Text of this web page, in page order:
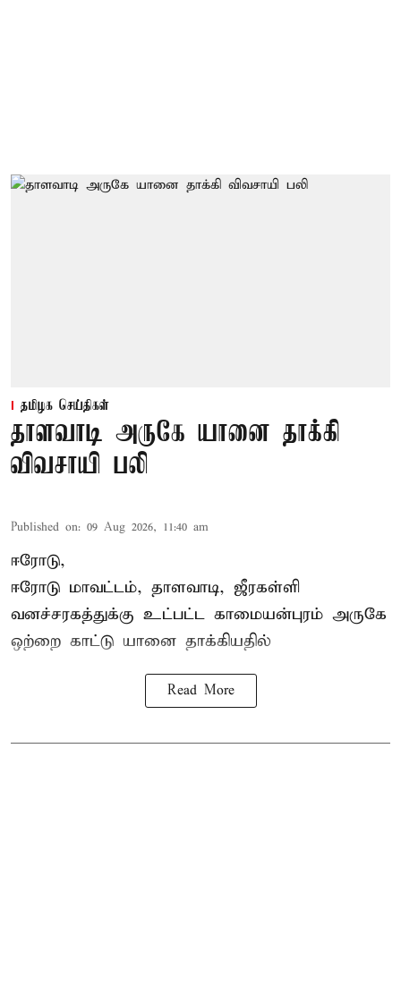
தமிழக செய்திகள்
தாளவாடி அருகே யானை தாக்கி
விவசாயி பலி
Published on: 09 Aug 2026, 11:40 am
ஈரோடு,
ஈரோடு மாவட்டம், தாளவாடி, ஜீரகள்ளி
வனச்சரகத்துக்கு உட்பட்ட காமையன்புரம் அருகே
ஒற்றை காட்டு யானை தாக்கியதில்
Read More